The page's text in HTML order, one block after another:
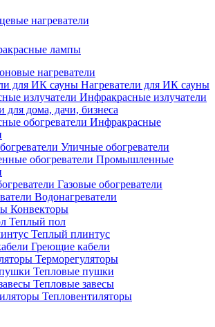
нагреватели
лампы
нагреватели
Нагреватели для ИК сауны
Инфракрасные излучатели
для дома, дачи, бизнеса
Инфракрасные
Уличные обогреватели
Промышленные
Газовые обогреватели
Водонагреватели
Конвекторы
Теплый пол
Теплый плинтус
Греющие кабели
Терморегуляторы
Тепловые пушки
Тепловые завесы
Тепловентиляторы